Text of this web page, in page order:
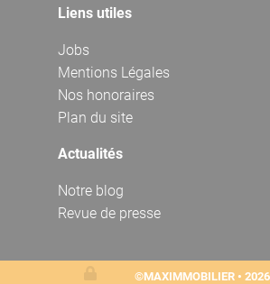
Liens utiles
Jobs
Mentions Légales
Nos honoraires
Plan du site
Actualités
Notre blog
Revue de presse
©MAXIMMOBILIER • 2026